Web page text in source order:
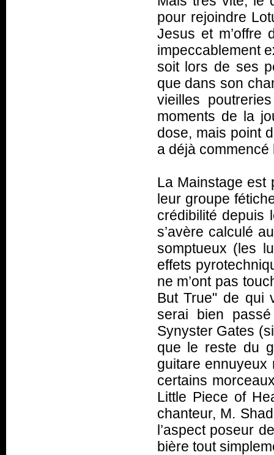
pour rejoindre
Jesus et m’offre
impeccablement
soit lors de ses
que dans son
vieilles
moments de la
dose, mais point
a déjà commencé
La Mainstage est
leur groupe
crédibilité depuis
s’avère calculé
somptueux (les
effets
ne m’ont pas
But True" de qui
serai bien
Synyster Gates
que le reste du
guitare ennuyeux
certains
Little Piece of
chanteur, M.
l’aspect poseur
bière tout